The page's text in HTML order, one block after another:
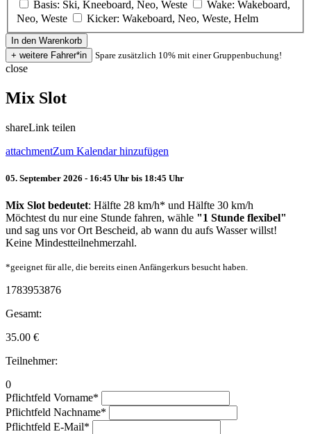
Basis: Ski, Kneeboard, Neo, Weste
Wake: Wakeboard,
Neo, Weste
Kicker: Wakeboard, Neo, Weste, Helm
Spare zusätzlich 10% mit einer Gruppenbuchung!
close
Mix Slot
shareLink teilen
attachmentZum Kalendar hinzufügen
05. September 2026 - 16:45 Uhr bis 18:45 Uhr
Mix Slot bedeutet: Hälfte 28 km/h* und Hälfte 30 km/h
Möchtest du nur eine Stunde fahren, wähle "1 Stunde flexibel"
und sag uns vor Ort Bescheid, ab wann du aufs Wasser willst!
Keine Mindestteilnehmerzahl.
*geeignet für alle, die bereits einen Anfängerkurs besucht haben.
1783953876
Gesamt:
35.00 €
Teilnehmer:
0
Pflichtfeld Vorname*
Pflichtfeld Nachname*
Pflichtfeld E-Mail*